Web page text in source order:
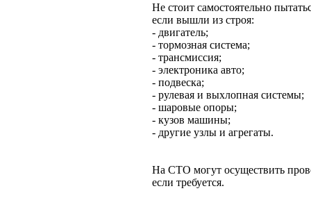
Не стоит самостоятельно
если вышли из строя:
- двигатель;
- тормозная система;
- трансмиссия;
- электроника авто;
- подвеска;
- рулевая и выхлопная системы;
- шаровые опоры;
- кузов машины;
- другие узлы и агрегаты.
На СТО могут осуществить
если требуется.